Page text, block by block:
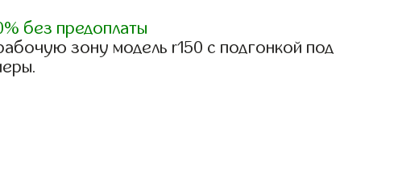
без предоплаты
зону модель r150 с подгонкой под